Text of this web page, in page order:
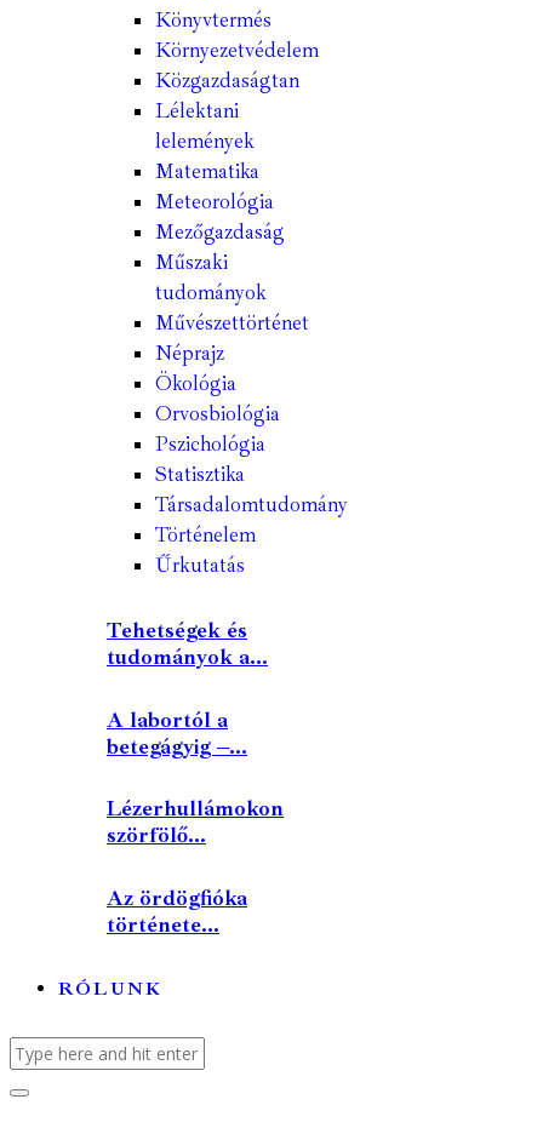
Könyvtermés
Környezetvédelem
Közgazdaságtan
Lélektani
lelemények
Matematika
Meteorológia
Mezőgazdaság
Műszaki
tudományok
Művészettörténet
Néprajz
Ökológia
Orvosbiológia
Pszichológia
Statisztika
Társadalomtudomány
Történelem
Űrkutatás
Tehetségek és
tudományok a...
A labortól a
betegágyig –...
Lézerhullámokon
szörfölő...
Az ördögfióka
története...
RÓLUNK